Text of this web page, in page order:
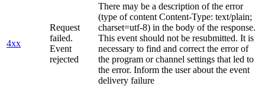
4xx
Request
failed.
Event
rejected
There may be a description of the error
(type of content Content-Type: text/plain;
charset=utf-8) in the body of the response.
This event should not be resubmitted. It is
necessary to find and correct the error of
the program or channel settings that led to
the error. Inform the user about the event
delivery failure